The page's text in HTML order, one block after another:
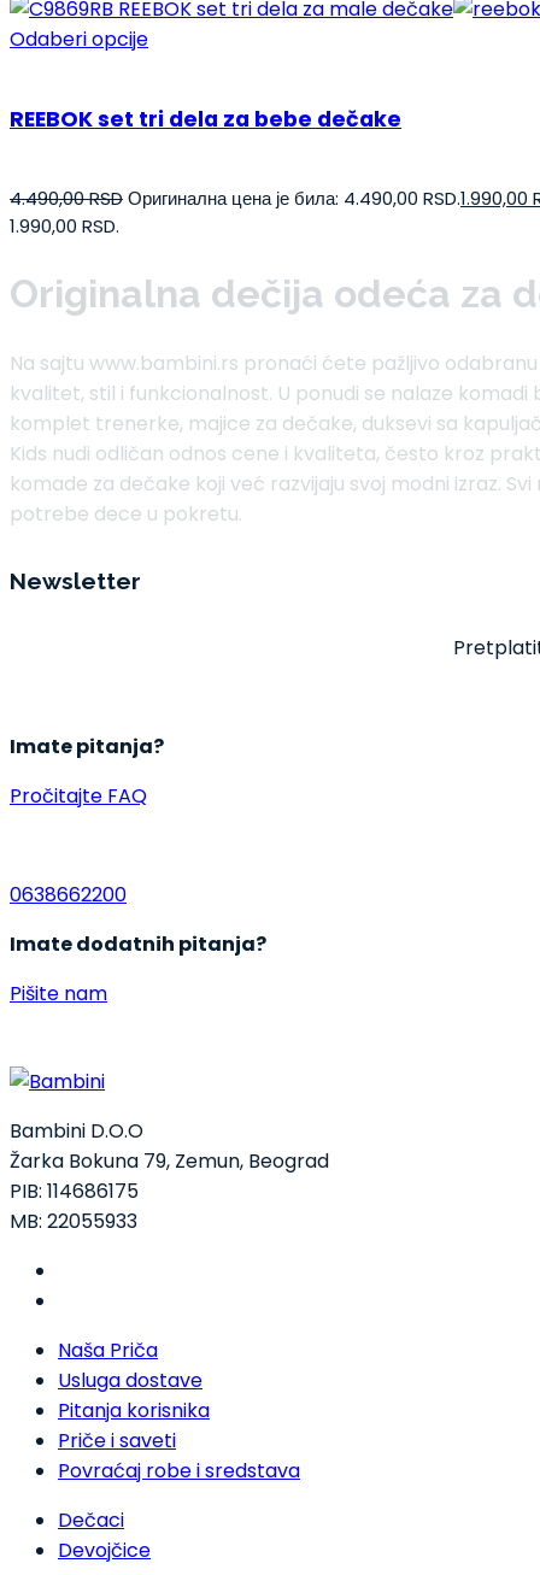
Odaberi opcije
REEBOK set tri dela za bebe dečake
4.490,00RSDОригинална цена је била: 4.490,00 RSD.1.990,00
1.990,00 RSD.
Originalna dečija odeća za
Na sajtu www.bambini.rs pronaći ćete pažljivo
kvalitet, stil i funkcionalnost. U ponudi se nalaze komadi
komplet trenerke, majice za dečake, duksevi sa
Kids nudi odličan odnos cene i kvaliteta, često kroz
komade za dečake koji već razvijaju svoj modni izraz.
potrebe dece u pokretu.
Newsletter
Imate pitanja?
Pročitajte FAQ
0638662200
Imate dodatnih pitanja?
Pišite nam
Bambini D.O.O
Žarka Bokuna 79, Zemun, Beograd
PIB: 114686175
MB: 22055933
Naša Priča
Usluga dostave
Pitanja korisnika
Priče i saveti
Povraćaj robe i sredstava
Dečaci
Devojčice